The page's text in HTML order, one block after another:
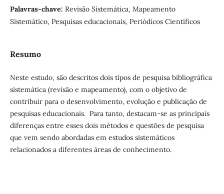
Palavras-chave: Revisão Sistemática, Mapeamento
Sistemático, Pesquisas educacionais, Periódicos Científicos
Resumo
Neste estudo, são descritos dois tipos de pesquisa bibliográfica
sistemática (revisão e mapeamento), com o objetivo de
contribuir para o desenvolvimento, evolução e publicação de
pesquisas educacionais. Para tanto, destacam-se as principais
diferenças entre esses dois métodos e questões de pesquisa
que vem sendo abordadas em estudos sistemáticos
relacionados a diferentes áreas de conhecimento.